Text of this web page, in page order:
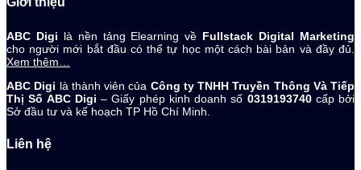
ABC Digi là nền tảng Elearning về Fullstack Digital Marketing
cho người mới bắt đầu có thể tự học một cách bài bản và đầy đủ.
Xem thêm…
ABC Digi là thành viên của Công ty TNHH Truyền Thông Và Tiếp
Thị Số ABC Digi – Giấy phép kinh doanh số 0319193740cấp bởi
Sở đầu tư và kế hoạch TP Hồ Chí Minh.
Liên hệ